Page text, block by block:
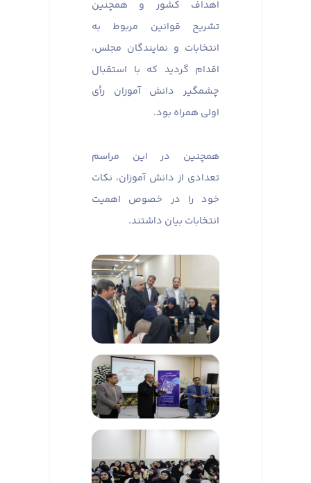
اهداف کشور و همچنین
تشریح قوانین مربوط به
انتخابات و نمایندگان مجلس،
اقدام گردید که با استقبال
چشمگیر دانش آموزان رأی
اولی همراه بود. ​​​​​​​
همچنین در این مراسم
تعدادی از دانش آموزان، نکات
خود را در خصوص اهمیت
انتخابات بیان داشتند.